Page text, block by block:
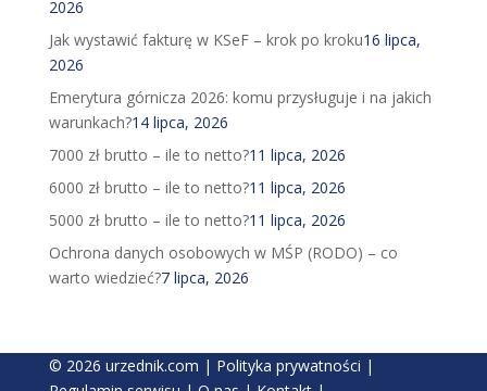
2026
Jak wystawić fakturę w KSeF – krok po kroku16 lipca,
2026
Emerytura górnicza 2026: komu przysługuje i na jakich
warunkach?14 lipca, 2026
7000 zł brutto – ile to netto?11 lipca, 2026
6000 zł brutto – ile to netto?11 lipca, 2026
5000 zł brutto – ile to netto?11 lipca, 2026
Ochrona danych osobowych w MŚP (RODO) – co
warto wiedzieć?7 lipca, 2026
© 2026 urzednik.com | Polityka prywatności |